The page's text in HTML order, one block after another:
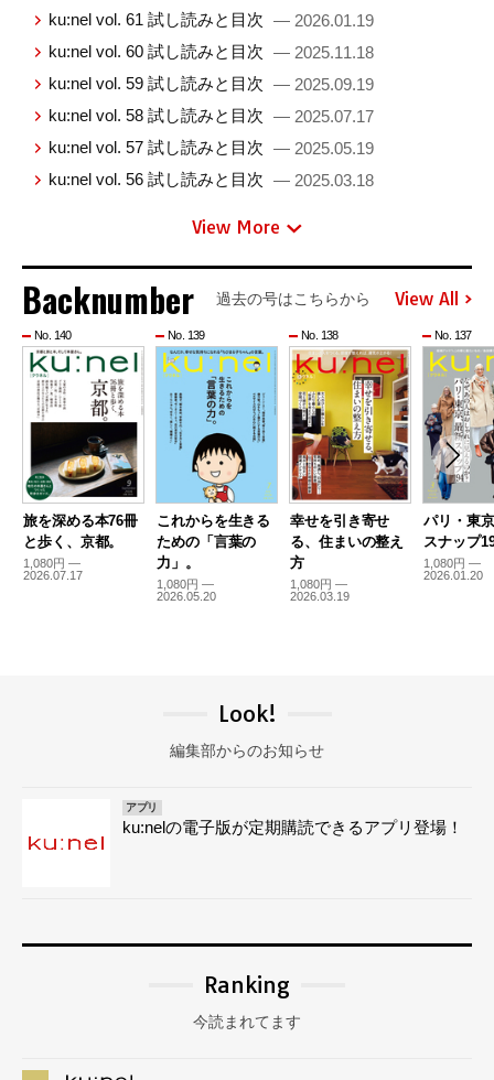
ku:nel vol. 61 試し読みと目次 — 2026.01.19
ku:nel vol. 60 試し読みと目次 — 2025.11.18
ku:nel vol. 59 試し読みと目次 — 2025.09.19
ku:nel vol. 58 試し読みと目次 — 2025.07.17
ku:nel vol. 57 試し読みと目次 — 2025.05.19
ku:nel vol. 56 試し読みと目次 — 2025.03.18
View More
Backnumber 過去の号はこちらから View All
No. 140
旅を深める本76冊
と歩く、京都。
1,080円 —
2026.07.17
No. 139
これからを生きる
ための「言葉の
力」。
1,080円 —
2026.05.20
No. 138
幸せを引き寄せ
る、住まいの整え
方
1,080円 —
2026.03.19
No. 137
パリ・東
スナップ
1,080円 —
2026.01.20
Look!
編集部からのお知らせ
アプリ
ku:nelの電子版が定期購読できるアプリ登場！
Ranking
今読まれてます